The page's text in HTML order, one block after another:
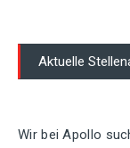
Aktuelle
Wir bei Apollo